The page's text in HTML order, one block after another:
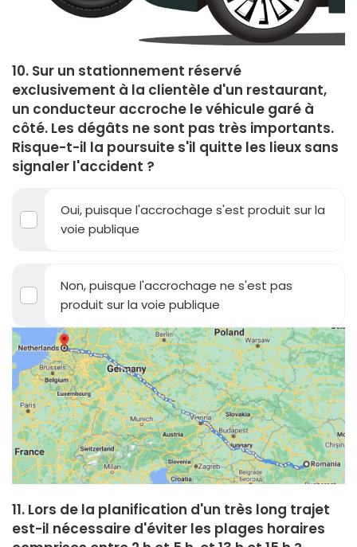
10. Sur un stationnement réservé
exclusivement à la clientèle d'un restaurant,
un conducteur accroche le véhicule garé à
côté. Les dégâts ne sont pas très importants.
Risque-t-il la poursuite s'il quitte les lieux sans
signaler l'accident ?
Oui, puisque l'accrochage s'est produit sur la
voie publique
Non, puisque l'accrochage ne s'est pas
produit sur la voie publique
11. Lors de la planification d'un très long trajet
est-il nécessaire d'éviter les plages horaires